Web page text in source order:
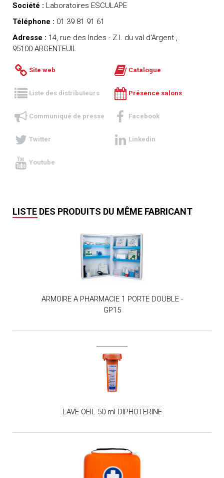
Société : Laboratoires ESCULAPE
Téléphone : 01 39 81 91 61
Adresse : 14, rue des Indes - Z.I. du val d'Argent ,
95100 ARGENTEUIL
Site web Catalogue
Liste des distributeurs Présence salons
Communiqué de presse Facebook
Twitter Linkedin
Youtube
LISTE DES PRODUITS DU MÊME FABRICANT
ARMOIRE A PHARMACIE 1 PORTE DOUBLE -
GP15
LAVE OEIL 50 ml DIPHOTERINE